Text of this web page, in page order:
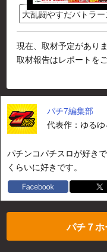
現在、取材予定がありま
取材報告はレポートを
パチ7編集部
代表作：ゆる
パチンコパチスロが好き
くらいに好きです。
パチ７